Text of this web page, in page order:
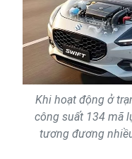
Khi hoạt động ở
công suất 134 mã
tương đương